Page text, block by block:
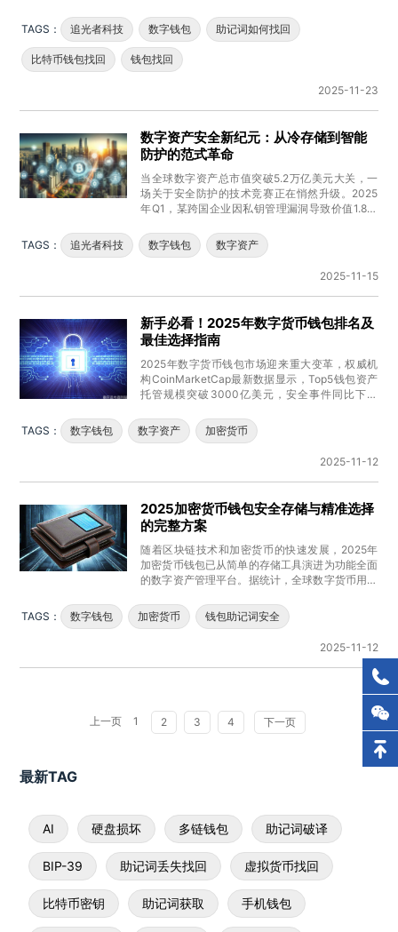
TAGS：
追光者科技 数字钱包 助记词如何找回
比特币钱包找回 钱包找回
2025-11-23
数字资产安全新纪元：从冷存储到智能
防护的范式革命
当全球数字资产总市值突破5.2万亿美元大关，一
场关于安全防护的技术竞赛正在悄然升级。2025
年Q1，某跨国企业因私钥管理漏洞导致价值1.8亿
TAGS：
追光者科技 数字钱包 数字资产
2025-11-15
新手必看！2025年数字货币钱包排名及
最佳选择指南
2025年数字货币钱包市场迎来重大变革，权威机
构CoinMarketCap最新数据显示，Top5钱包资产
托管规模突破3000亿美元，安全事件同比下降
TAGS：
数字钱包 数字资产 加密货币
2025-11-12
2025加密货币钱包安全存储与精准选择
的完整方案
随着区块链技术和加密货币的快速发展，2025年
加密货币钱包已从简单的存储工具演进为功能全面
的数字资产管理平台。据统计，全球数字货币用户
TAGS：
数字钱包 加密货币 钱包助记词安全
2025-11-12
上一页 1 2 3 4 下一页
最新TAG
AI 硬盘损坏 多链钱包 助记词破译
BIP-39 助记词丢失找回 虚拟货币找回
比特币密钥 助记词获取 手机钱包